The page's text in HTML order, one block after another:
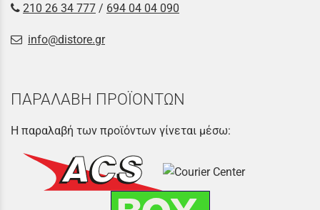
210 26 34 777 / 694 04 04 090
info@distore.gr
ΠΑΡΑΛΑΒΗ ΠΡΟΪΟΝΤΩΝ
Η παραλαβή των προϊόντων γίνεται μέσω: